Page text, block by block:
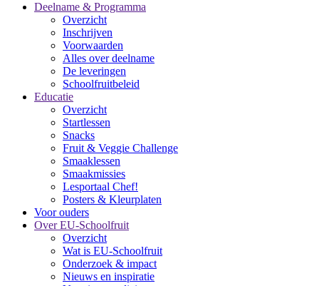
Deelname & Programma
Overzicht
Inschrijven
Voorwaarden
Alles over deelname
De leveringen
Schoolfruitbeleid
Educatie
Overzicht
Startlessen
Snacks
Fruit & Veggie Challenge
Smaaklessen
Smaakmissies
Lesportaal Chef!
Posters & Kleurplaten
Voor ouders
Over EU-Schoolfruit
Overzicht
Wat is EU-Schoolfruit
Onderzoek & impact
Nieuws en inspiratie